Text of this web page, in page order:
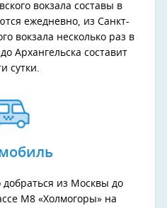
вокзала составы в
ежедневно, из Санкт-
вокзала несколько раз в
Архангельска составит
сутки.
из Москвы до
М8 «Холмогоры» на